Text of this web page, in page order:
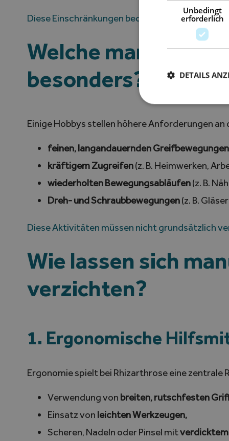
Diese Einschränkungen bedeuten nicht, dass
Welche manuellen
besonders?
Einige Hobbys stellen höhere Anforderungen
feinen, langandauernden Greifbewegungen
kräftigem Zugreifen(z. B. Heimwerken,
wiederholten Bewegungsabläufen(z. B.
Dreh- und Schraubbewegungen(z. B.
Diese Aktivitäten müssen nicht grundsätzlich
Wie lassen sich
verzichten?
1. Ergonomische
Ergonomie spielt bei Rhizarthrose eine zentrale
Verwendung von breiten, rutschfesten
Einsatz von leichten Werkzeugen,
Scheren, Nadeln oder Pinsel mit
Unbedingt
erforderlich
DETAILS